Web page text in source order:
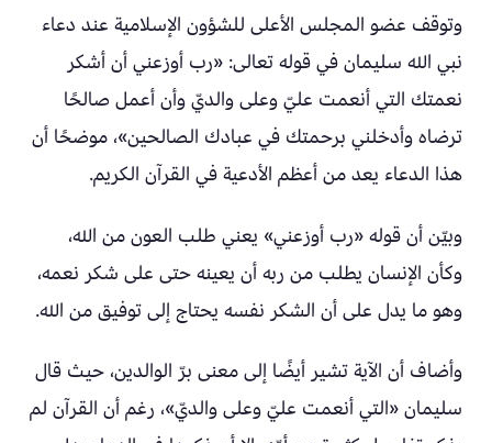
وتوقف عضو المجلس الأعلى للشؤون الإسلامية عند دعاء
نبي الله سليمان في قوله تعالى: «رب أوزعني أن أشكر
نعمتك التي أنعمت عليّ وعلى والديّ وأن أعمل صالحًا
ترضاه وأدخلني برحمتك في عبادك الصالحين»، موضحًا أن
هذا الدعاء يعد من أعظم الأدعية في القرآن الكريم.
وبيّن أن قوله «رب أوزعني» يعني طلب العون من الله،
وكأن الإنسان يطلب من ربه أن يعينه حتى على شكر نعمه،
وهو ما يدل على أن الشكر نفسه يحتاج إلى توفيق من الله.
وأضاف أن الآية تشير أيضًا إلى معنى برّ الوالدين، حيث قال
سليمان «التي أنعمت عليّ وعلى والديّ»، رغم أن القرآن لم